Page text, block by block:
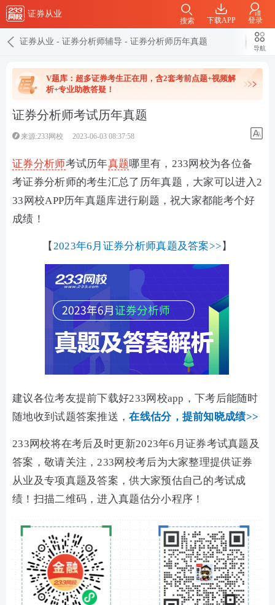
证券从业
下载APP 登录
搜索
证券从业 - 证券分析师辅导 - 证券分析师历年真题
导航
V题库：超多证券考生正在用，含2套考前点题+视频解
析+专业助教答疑！
证券分析师考试历年真题
来源:233网校 2023-06-03 08:37:58
证券分析师考试历年真题哪里有，233网校为各位备
考证券分析师的考生汇总了历年真题，大家可以进入2
33网校APP历年真题库进行刷题，祝大家都能考个好
成绩！
【 2023年6月证券分析师真题及答案>> 】
建议各位考友提前下载好233网校app，下考后能随时
随地收到试题答案推送，在线估分， 提前知晓成绩>>
233网校将在考后及时更新2023年6月证券考试真题及
答案，敬请关注，233网校考后为大家整理提供证券
从业及专项真题及答案，供大家预估自己的考试成
绩！扫描二维码，进入真题估分小程序！